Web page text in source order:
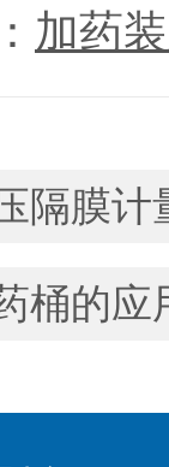
加药
隔膜计
桶的应